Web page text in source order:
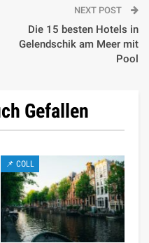
NEXT POST
Die 15 besten Hotels in
Gelendschik am Meer mit
Pool
Gefallen
📌 COLL